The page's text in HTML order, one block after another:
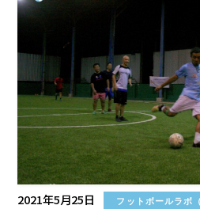
2021年5月25日 フットボールラボ